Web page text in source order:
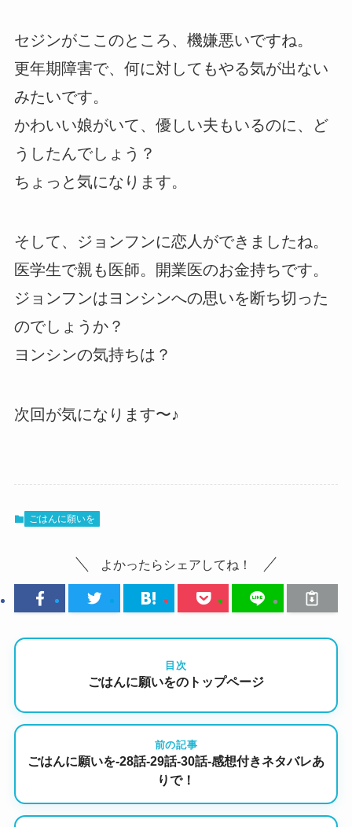
セジンがここのところ、機嫌悪いですね。
更年期障害で、何に対してもやる気が出ない
みたいです。
かわいい娘がいて、優しい夫もいるのに、ど
うしたんでしょう？
ちょっと気になります。
そして、ジョンフンに恋人ができましたね。
医学生で親も医師。開業医のお金持ちです。
ジョンフンはヨンシンへの思いを断ち切った
のでしょうか？
ヨンシンの気持ちは？
次回が気になります〜♪
ごはんに願いを
よかったらシェアしてね！
目次
ごはんに願いをのトップページ
前の記事
ごはんに願いを-28話-29話-30話-感想付きネタバレあ
りで！